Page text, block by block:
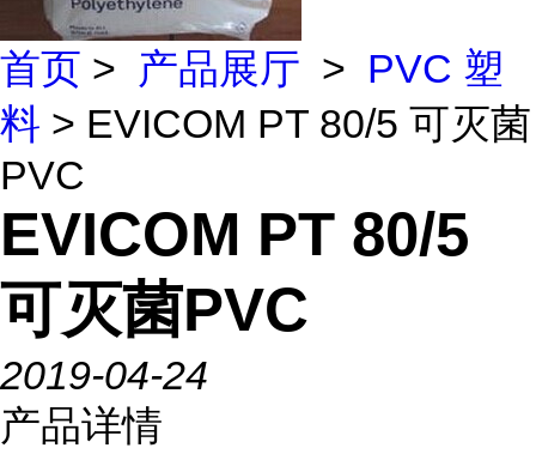
首页 > 产品展厅 > PVC 塑
料 > EVICOM PT 80/5 可灭菌
PVC
EVICOM PT 80/5
可灭菌PVC
2019-04-24
产品详情